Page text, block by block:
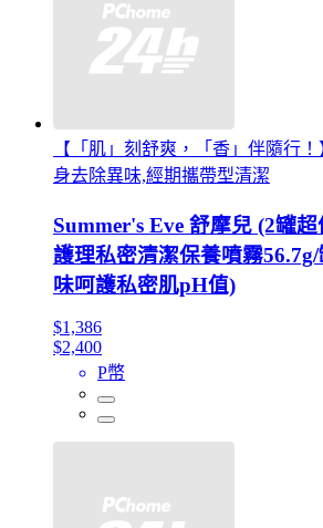
【「肌」刻舒爽，「香」伴隨行
身去除異味,經期攜帶型清潔
Summer's Eve 舒摩兒 (2罐
護理私密清潔保養噴霧
味呵護私密肌pH值)
$1,386
$2,400
P幣